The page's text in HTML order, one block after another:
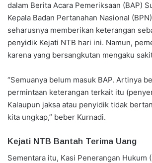
dalam Berita Acara Pemeriksaan (BAP)
Kepala Badan Pertanahan Nasional
seharusnya memberikan keterangan
penyidik Kejati NTB hari ini. Namun,
karena yang bersangkutan mengaku
“Semuanya belum masuk BAP. Artinya
permintaan keterangan terkait itu
Kalaupun jaksa atau penyidik tidak
kita ungkap,” beber Kurnadi.
Kejati NTB Bantah Terima Uang
Sementara itu, Kasi Penerangan Hukum